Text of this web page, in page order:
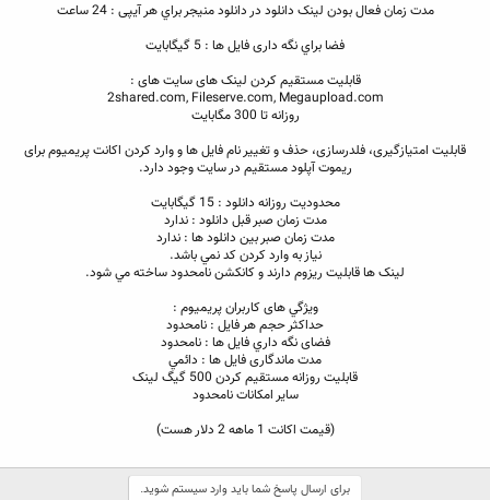
مدت زمان فعال بودن لينک دانلود در دانلود منيجر براي هر آيپی : 24 ساعت
فضا براي نگه داری فايل ها : 5 گيگابايت
قابليت مستقيم کردن لينک های سايت های :
2shared.com, Fileserve.com, Megaupload.com
روزانه تا 300 مگابايت
قابليت امتيازگيری، فلدرسازی، حذف و تغيير نام فايل ها و وارد کردن اکانت پريميوم برای
ريموت آپلود مستقيم در سايت وجود دارد.
محدوديت روزانه دانلود : 15 گيگابايت
مدت زمان صبر قبل دانلود : ندارد
مدت زمان صبر بين دانلود ها : ندارد
نياز به وارد کردن کد نمي باشد.
لينک ها قابليت ريزوم دارند و کانکشن نامحدود ساخته مي شود.
ويژگي های کاربران پريميوم :
حداکثر حجم هر فايل : نامحدود
فضای نگه داري فايل ها : نامحدود
مدت ماندگاری فايل ها : دائمي
قابليت روزانه مستقيم کردن 500 گيگ لينک
ساير امکانات نامحدود
(قيمت اکانت 1 ماهه 2 دلار هست)
برای ارسال پاسخ شما باید وارد سیستم شوید.